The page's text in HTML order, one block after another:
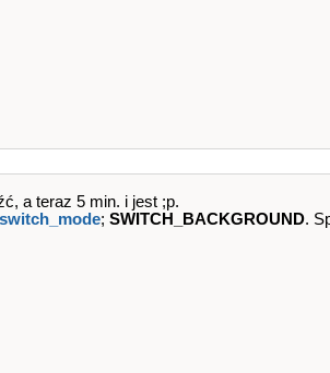
a teraz 5 min. i jest ;p.
; SWITCH_BACKGROUND.